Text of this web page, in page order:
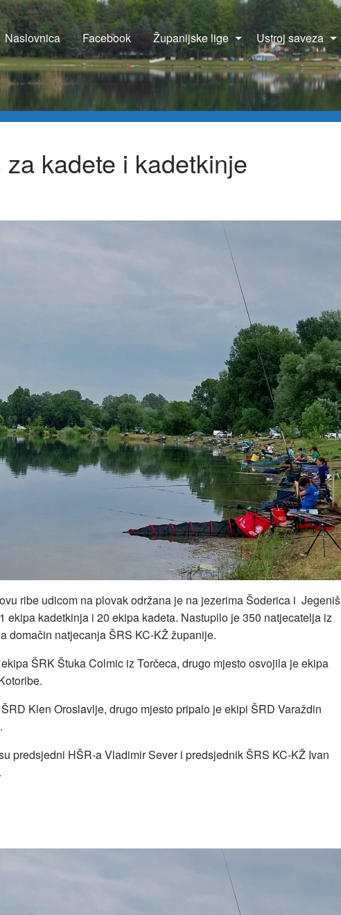
Naslovnica Facebook Županijske lige Ustroj saveza
kadete i kadetkinje
ribe udicom na plovak održana je na jezerima Šoderica i Jegeniš
kadetkinja i 20 ekipa kadeta. Nastupilo je 350 natjecatelja iz
domačin natjecanja ŠRS KC-KŽ županije.
ŠRK Štuka Colmic iz Torčeca, drugo mjesto osvojila je ekipa
Klen Oroslavlje, drugo mjesto pripalo je ekipi ŠRD Varaždin
predsjedni HŠR-a Vladimir Sever i predsjednik ŠRS KC-KŽ Ivan